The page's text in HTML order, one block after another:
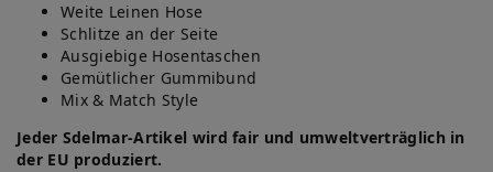
Weite Leinen Hose
Schlitze an der Seite
Ausgiebige Hosentaschen
Gemütlicher Gummibund
Mix & Match Style
Jeder Sdelmar-Artikel wird fair und umweltverträglich in
der EU produziert.